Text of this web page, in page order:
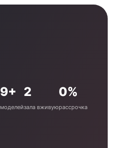
9+
моделей
2
зала вживую
0%
рассрочка